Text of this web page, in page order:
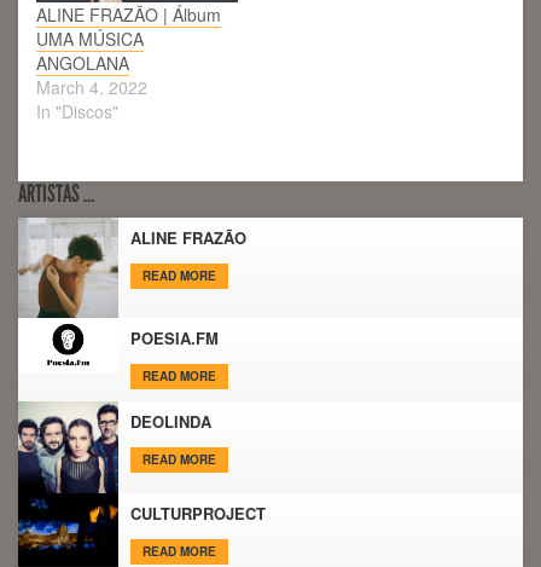
ALINE FRAZÃO | Álbum
UMA MÚSICA
ANGOLANA
March 4, 2022
In "Discos"
ARTISTAS …
ALINE FRAZÃO
READ MORE
POESIA.FM
READ MORE
DEOLINDA
READ MORE
CULTURPROJECT
READ MORE